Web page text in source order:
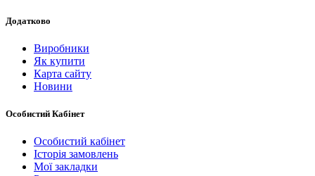
Додатково
Виробники
Як купити
Карта сайту
Новини
Особистий Кабінет
Особистий кабінет
Історія замовлень
Мої закладки